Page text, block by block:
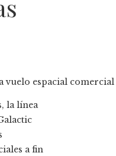
la línea
a fin